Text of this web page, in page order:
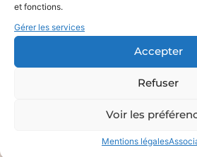
et fonctions.
Gérer les services
Accepter
Refuser
Voir les
Mentions légales
Ludothèque les
: service de
« Jeux reste
NOUVEAU NOUVEAU